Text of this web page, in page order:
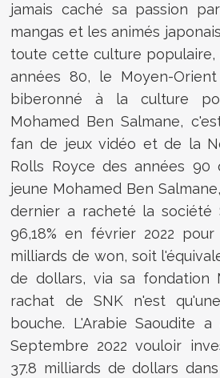
jamais caché sa passion
mangas et les animés
toute cette culture populaire,
années 80, le Moyen-
biberonné à la culture
Mohamed Ben Salmane,
fan de jeux vidéo et de la
Rolls Royce des années
jeune Mohamed Ben
dernier a racheté la société
96,18% en février 2022
milliards de won, soit
de dollars, via sa fondation
rachat de SNK n'est
bouche. L'Arabie Saoudite
Septembre 2022 vouloir
37.8 milliards de dollars